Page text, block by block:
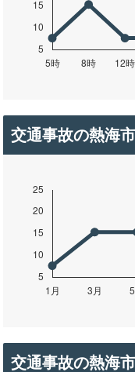
交通事故の熱海
交通事故の熱海